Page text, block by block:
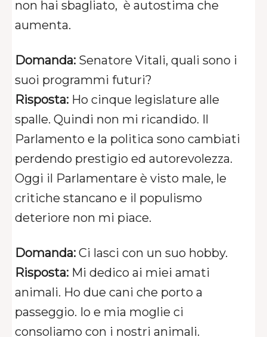
non hai sbagliato, è autostima che
aumenta.
Domanda: Senatore Vitali, quali sono i
suoi programmi futuri?
Risposta: Ho cinque legislature alle
spalle. Quindi non mi ricandido. Il
Parlamento e la politica sono cambiati
perdendo prestigio ed autorevolezza.
Oggi il Parlamentare è visto male, le
critiche stancano e il populismo
deteriore non mi piace.
Domanda: Ci lasci con un suo hobby.
Risposta: Mi dedico ai miei amati
animali. Ho due cani che porto a
passeggio. Io e mia moglie ci
consoliamo con i nostri animali.